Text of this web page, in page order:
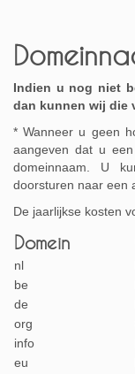
Indien u nog niet
dan kunnen wij die
* Wanneer u geen
aangeven dat u
domeinnaam. U
doorsturen naar een
De jaarlijkse kosten
Domein
nl
be
de
org
info
eu